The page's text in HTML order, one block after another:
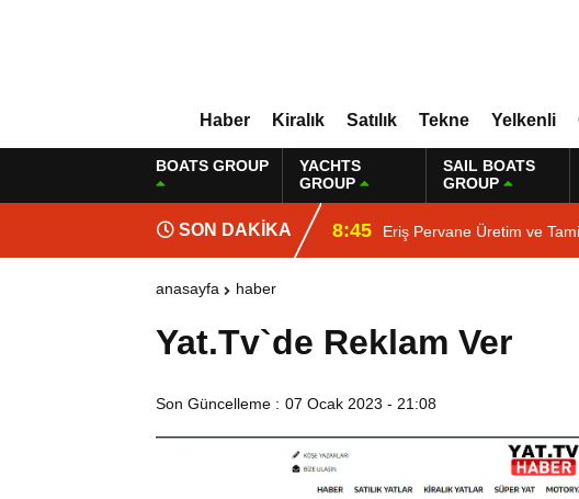
Haber Kiralık Satılık Tekne Yelkenli
BOATS GROUP
YACHTS
GROUP
SAIL BOATS
GROUP
SON DAKİKA 8:45 Eriş Pervane Üretim ve
anasayfa haber
Yat.Tv`de Reklam Ver
Son Güncelleme : 07 Ocak 2023 - 21:08